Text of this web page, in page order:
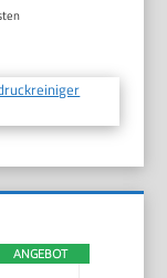
ANGEBOT